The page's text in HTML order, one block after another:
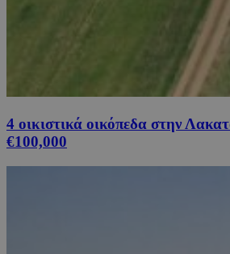
4 οικιστικά οικόπεδα στην
€100,000